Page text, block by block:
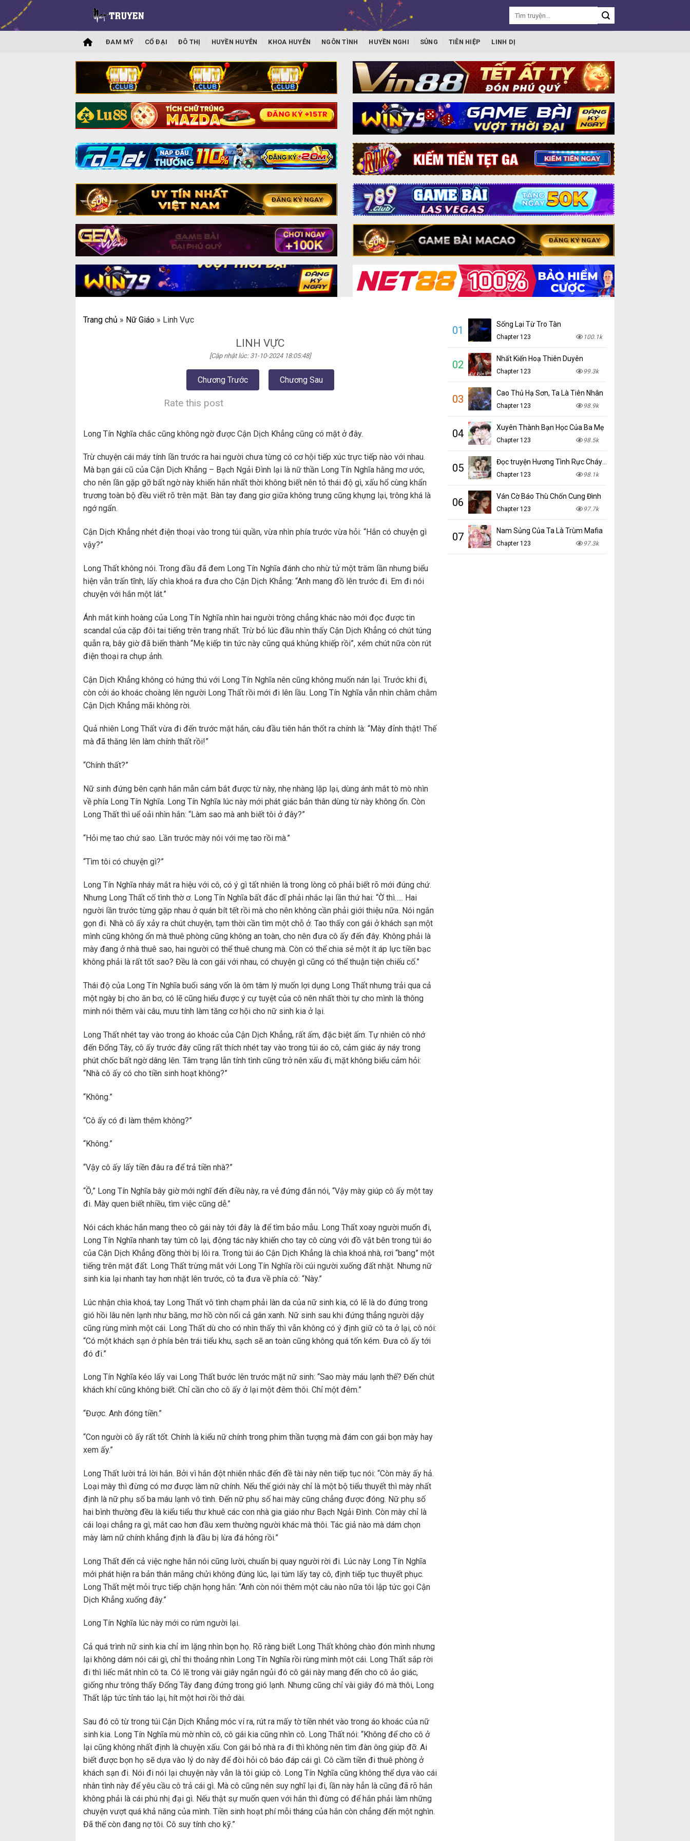
ĐAM MỸ CỔ ĐẠI ĐÔ THỊ HUYỀN HUYỄN KHOA HUYỄN NGÔN TÌNH HUYỀN NGHI SỦNG TIÊN HIỆP LINH DỊ
Trang chủ » Nữ Giáo » Linh Vực
LINH VỰC
[Cập nhật lúc: 31-10-2024 18:05:48]
Chương Trước Chương Sau
Rate this post
Long Tín Nghĩa chắc cũng không ngờ được Cận Dịch Khẳng cũng có mặt ở đây.
Trừ chuyện cái máy tính lần trước ra hai người chưa từng có cơ hội tiếp xúc trực tiếp nào với nhau.
Mà bạn gái cũ của Cận Dịch Khẳng – Bạch Ngải Đình lại là nữ thần Long Tín Nghĩa hằng mơ ước,
cho nên lần gặp gỡ bất ngờ này khiến hắn nhất thời không biết nên tỏ thái độ gì, xấu hổ cùng khẩn
trương toàn bộ đều viết rõ trên mặt. Bàn tay đang giơ giữa không trung cũng khựng lại, trông khá là
ngớ ngẩn.
Cận Dịch Khẳng nhét điện thoại vào trong túi quần, vừa nhìn phía trước vừa hỏi: “Hắn có chuyện gì
vậy?”
Long Thất không nói. Trong đầu đã đem Long Tín Nghĩa đánh cho nhừ tử một trăm lần nhưng biểu
hiện vẫn trấn tĩnh, lấy chìa khoá ra đưa cho Cận Dịch Khẳng: “Anh mang đồ lên trước đi. Em đi nói
chuyện với hắn một lát.”
Ánh mắt kinh hoàng của Long Tín Nghĩa nhìn hai người trông chẳng khác nào mới đọc được tin
scandal của cặp đôi tai tiếng trên trang nhất. Trừ bỏ lúc đầu nhìn thấy Cận Dịch Khẳng có chút túng
quẫn ra, bây giờ đã biến thành “Mẹ kiếp tin tức này cũng quá khủng khiếp rồi”, xém chút nữa còn rút
điện thoại ra chụp ảnh.
Cận Dịch Khẳng không có hứng thú với Long Tín Nghĩa nên cũng không muốn nán lại. Trước khi đi,
còn cởi áo khoác choàng lên người Long Thất rồi mới đi lên lầu. Long Tín Nghĩa vẫn nhìn chằm chằm
Cận Dịch Khẳng mãi không rời.
Quả nhiên Long Thất vừa đi đến trước mặt hắn, câu đầu tiên hắn thốt ra chính là: “Mày đỉnh thật! Thế
mà đã thăng lên làm chính thất rồi!”
“Chính thất?”
Nữ sinh đứng bên cạnh hắn mẫn cảm bắt được từ này, nhẹ nhàng lặp lại, dùng ánh mắt tò mò nhìn
về phía Long Tín Nghĩa. Long Tín Nghĩa lúc này mới phát giác bản thân dùng từ này không ổn. Còn
Long Thất thì uể oải nhìn hắn: “Làm sao mà anh biết tôi ở đây?”
“Hỏi mẹ tao chứ sao. Lần trước mày nói với mẹ tao rồi mà.”
“Tìm tôi có chuyện gì?”
Long Tín Nghĩa nháy mắt ra hiệu với cô, có ý gì tất nhiên là trong lòng cô phải biết rõ mới đúng chứ.
Nhưng Long Thất cố tình thờ ơ. Long Tín Nghĩa bất đắc dĩ phải nhắc lại lần thứ hai: “Ờ thì….. Hai
người lần trước từng gặp nhau ở quán bít tết rồi mà cho nên không cần phải giới thiệu nữa. Nói ngắn
gọn đi. Nhà cô ấy xảy ra chút chuyện, tạm thời cần tìm một chỗ ở. Tao thấy con gái ở khách sạn một
mình cũng không ổn mà thuê phòng cũng không an toàn, cho nên đưa cô ấy đến đây. Không phải là
mày đang ở nhà thuê sao, hai người có thể thuê chung mà. Còn có thể chia sẻ một ít áp lực tiền bạc
không phải là rất tốt sao? Đều là con gái với nhau, có chuyện gì cũng có thể thuận tiện chiếu cố.”
Thái độ của Long Tín Nghĩa buổi sáng vốn là ôm tâm lý muốn lợi dụng Long Thất nhưng trải qua cả
một ngày bị cho ăn bơ, có lẽ cũng hiểu được ý cự tuyệt của cô nên nhất thời tự cho mình là thông
minh nói thêm vài câu, mưu tính làm tăng cơ hội cho nữ sinh kia ở lại.
Long Thất nhét tay vào trong áo khoác của Cận Dịch Khẳng, rất ấm, đặc biệt ấm. Tự nhiên cô nhớ
đến Đổng Tây, cô ấy trước đây cũng rất thích nhét tay vào trong túi áo cô, cảm giác áy náy trong
phút chốc bất ngờ dâng lên. Tâm trạng lẫn tính tình cũng trở nên xấu đi, mặt không biểu cảm hỏi:
“Nhà cô ấy có cho tiền sinh hoạt không?”
“Không.”
“Cô ấy có đi làm thêm không?”
“Không.”
“Vậy cô ấy lấy tiền đâu ra để trả tiền nhà?”
“Ồ,” Long Tín Nghĩa bây giờ mới nghĩ đến điều này, ra vẻ đứng đắn nói, “Vậy mày giúp cô ấy một tay
đi. Mày quen biết nhiều, tìm việc cũng dễ.”
Nói cách khác hắn mang theo cô gái này tới đây là để tìm bảo mẫu. Long Thất xoay người muốn đi,
Long Tín Nghĩa nhanh tay túm cô lại, động tác này khiến cho tay cô cùng với đồ vật bên trong túi áo
của Cận Dịch Khẳng đồng thời bị lôi ra. Trong túi áo Cận Dịch Khẳng là chìa khoá nhà, rơi “bang” một
tiếng trên mặt đất. Long Thất trừng mắt với Long Tín Nghĩa rồi cúi người xuống đất nhặt. Nhưng nữ
sinh kia lại nhanh tay hơn nhặt lên trước, cô ta đưa về phía cô: “Này.”
Lúc nhận chìa khoá, tay Long Thất vô tình chạm phải làn da của nữ sinh kia, có lẽ là do đứng trong
gió hồi lâu nên lạnh như băng, mơ hồ còn nổi cả gân xanh. Nữ sinh sau khi đứng thẳng người dậy
cũng rùng mình một cái. Long Thất dù cho có nhìn thấy thì vẫn không có ý định giữ cô ta ở lại, cô nói:
“Có một khách sạn ở phía bên trái tiểu khu, sạch sẽ an toàn cũng không quá tốn kém. Đưa cô ấy tới
đó đi.”
Long Tín Nghĩa kéo lấy vai Long Thất bước lên trước mặt nữ sinh: “Sao mày máu lạnh thế? Đến chút
khách khí cũng không biết. Chỉ cần cho cô ấy ở lại một đêm thôi. Chỉ một đêm.”
“Được. Anh đóng tiền.”
“Con người cô ấy rất tốt. Chính là kiểu nữ chính trong phim thần tượng mà đám con gái bọn mày hay
xem ấy.”
Long Thất lười trả lời hắn. Bởi vì hắn đột nhiên nhắc đến đề tài này nên tiếp tục nói: “Còn mày ấy hả.
Loại mày thì đừng có mơ được làm nữ chính. Nếu thế giới này chỉ là một bộ tiểu thuyết thì mày nhất
định là nữ phụ số ba máu lạnh vô tình. Đến nữ phụ số hai mày cũng chẳng được đóng. Nữ phụ số
hai bình thường đều là kiểu tiểu thư khuê các con nhà gia giáo như Bạch Ngải Đình. Còn mày chỉ là
cái loại chẳng ra gì, mắt cao hơn đầu xem thường người khác mà thôi. Tác giả nào mà dám chọn
mày làm nữ chính khẳng định là đầu bị lừa đá hỏng rồi.”
Long Thất đến cả việc nghe hắn nói cũng lười, chuẩn bị quay người rời đi. Lúc này Long Tín Nghĩa
mới phát hiện ra bản thân mắng chửi không đúng lúc, lại túm lấy tay cô, định tiếp tục thuyết phục.
Long Thất mệt mỏi trực tiếp chặn họng hắn: “Anh còn nói thêm một câu nào nữa tôi lập tức gọi Cận
Dịch Khẳng xuống đây.”
Long Tín Nghĩa lúc này mới co rúm người lại.
Cả quá trình nữ sinh kia chỉ im lặng nhìn bọn họ. Rõ ràng biết Long Thất không chào đón mình nhưng
lại không dám nói cái gì, chỉ thi thoảng nhìn Long Tín Nghĩa rồi rùng mình một cái. Long Thất sắp rời
đi thì liếc mắt nhìn cô ta. Có lẽ trong vài giây ngắn ngủi đó cô gái này mang đến cho cô ảo giác,
giống như trông thấy Đổng Tây đang đứng trong gió lạnh. Nhưng cũng chỉ vài giây đó mà thôi, Long
Thất lập tức tỉnh táo lại, hít một hơi rồi thở dài.
Sau đó cô từ trong túi Cận Dịch Khẳng móc ví ra, rút ra mấy tờ tiền nhét vào trong áo khoác của nữ
sinh kia. Long Tín Nghĩa mù mờ nhìn cô, cô gái kia cũng nhìn cô. Long Thất nói: “Không để cho cô ở
lại cũng không nhất định là chuyện xấu. Con gái bỏ nhà ra đi thì không nên tìm đàn ông giúp đỡ. Ai
biết được bọn họ sẽ dựa vào lý do này để đòi hỏi cô báo đáp cái gì. Cô cầm tiền đi thuê phòng ở
khách sạn đi. Nói đi nói lại chuyện này vẫn là tôi giúp cô. Long Tín Nghĩa cũng không thể dựa vào cái
nhân tình này để yêu cầu cô trả cái gì. Mà cô cũng nên suy nghĩ lại đi, lần này hẳn là cũng đã rõ hắn
không phải là cái phú nhị đại gì. Nếu thật sự muốn quen với hắn thì đừng có để hắn phải làm những
chuyện vượt quá khả năng của mình. Tiền sinh hoạt phí mỗi tháng của hắn còn chẳng đến một nghìn.
Đã thế còn đang nợ tôi. Cô suy tính cho kỹ.”
01 Sống Lại Từ Tro Tàn
Chapter 123 100.1k
02 Nhất Kiến Hoạ Thiên Duyên
Chapter 123 99.3k
03 Cao Thủ Hạ Sơn, Ta Là Tiên Nhân
Chapter 123 98.9k
04 Xuyên Thành Bạn Học Của Ba Mẹ
Chapter 123 98.5k
05
Chapter 123 98.1k
06 Ván Cờ Báo Thù Chốn Cung Đình
Chapter 123 97.7k
07 Nam Sủng Của Ta Là Trùm Mafia
Chapter 123 97.3k